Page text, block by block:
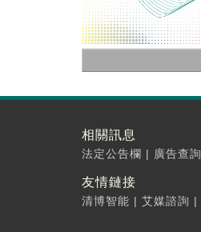
相關訊息
法定公告欄 | 廣告查詢
友情鏈接
清博智能 | 艾媒諮詢 |